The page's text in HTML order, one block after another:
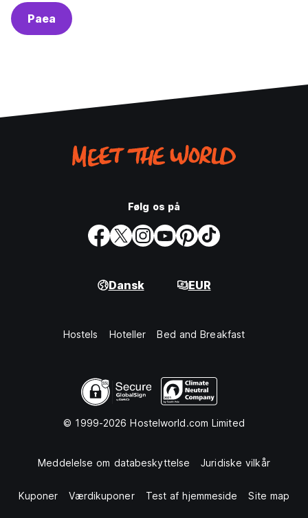
Paea
Følg os på
Dansk EUR
Hostels Hoteller Bed and Breakfast
© 1999-2026 Hostelworld.com Limited
Meddelelse om databeskyttelse Juridiske vilkår
Kuponer Værdikuponer Test af hjemmeside Site map